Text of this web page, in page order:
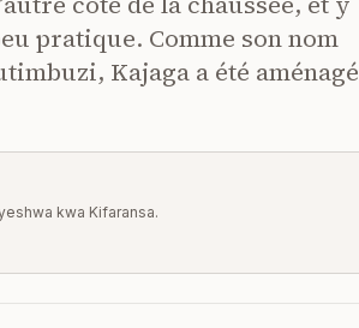
pratique. Comme son nom
Kajaga a été aménagé
kwa Kifaransa.